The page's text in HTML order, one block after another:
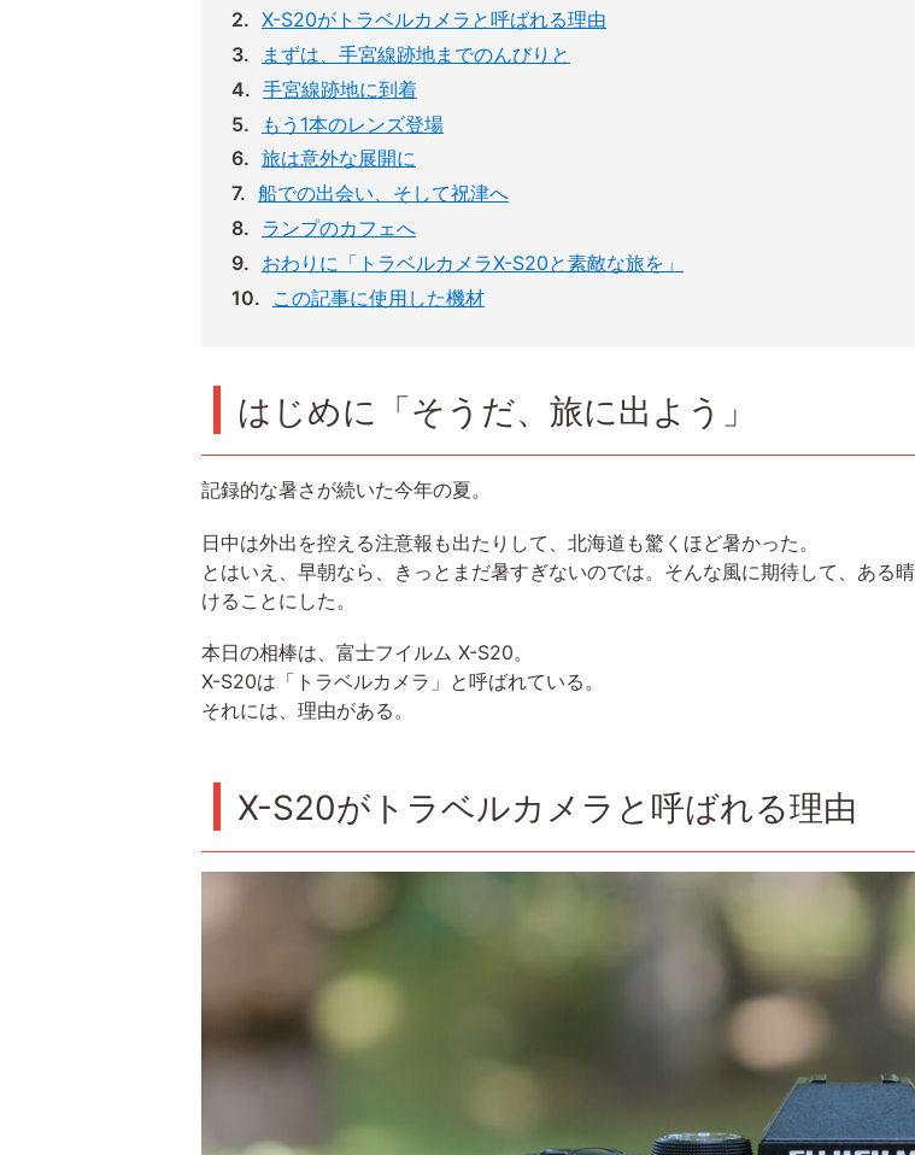
X-S20がトラベルカメラと呼ばれる理由
まずは、手宮線跡地までのんびりと
手宮線跡地に到着
もう1本のレンズ登場
旅は意外な展開に
船での出会い、そして祝津へ
ランプのカフェへ
おわりに「トラベルカメラX-S20と素敵な旅を」
この記事に使用した機材
はじめに「そうだ、旅に出よう」
記録的な暑さが続いた今年の夏。
日中は外出を控える注意報も出たりして、北海道も驚くほど暑かった。
とはいえ、早朝なら、きっとまだ暑すぎないのでは。そんな風に期待して、あ
けることにした。
本日の相棒は、富士フイルム X-S20。
X-S20は「トラベルカメラ」と呼ばれている。
それには、理由がある。
X-S20がトラベルカメラと呼ばれる理由